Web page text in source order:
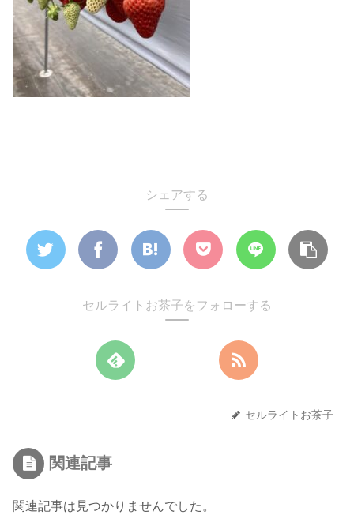
シェアする
セルライトお茶子をフォローする
セルライトお茶子
関連記事
関連記事は見つかりませんでした。